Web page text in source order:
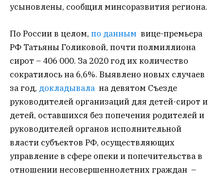
усыновлены, сообщил минсоразвития региона.
По России в целом, по данным вице-премьера
РФ Татьяны Голиковой, почти полмиллиона
сирот – 406 000. За 2020 год их количество
сократилось на 6,6%. Выявлено новых случаев
за год, докладывала на девятом Съезде
руководителей организаций для детей-сирот и
детей, оставшихся без попечения родителей и
руководителей органов исполнительной
власти субъектов РФ, осуществляющих
управление в сфере опеки и попечительства в
отношении несовершеннолетних граждан –